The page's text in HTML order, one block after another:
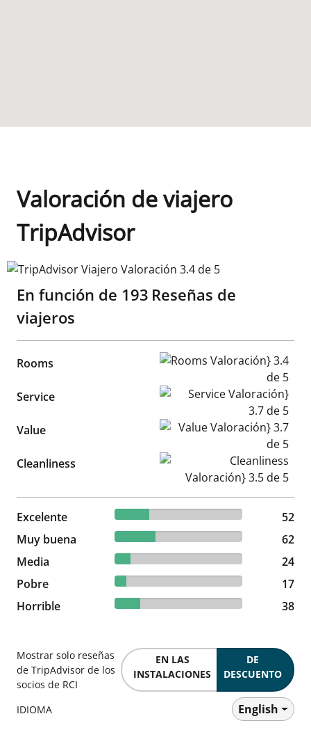
Valoración de viajero
TripAdvisor
TripAdvisor Viajero Valoración 3.4 de 5
En función de 193 Reseñas de
viajeros
Rooms Rooms Valoración} 3.4 de 5
Service Service Valoración} 3.7 de 5
Value Value Valoración} 3.7 de 5
Cleanliness Cleanliness Valoración} 3.5
Excelente 26.94% reviewed Excelente
52 reviews
52
Muy buena
32.12% reviewed Muy buena
62 reviews
62
Media
12.44% reviewed Media
24 reviews
24
Pobre
8.81% reviewed Pobre
17 reviews
17
Horrible
19.69% reviewed Horrible
38 reviews 38
Mostrar solo reseñas
de TripAdvisor de los
socios de RCI
EN LAS
INSTALACIONES
DE
DESCUENTO
IDIOMA English